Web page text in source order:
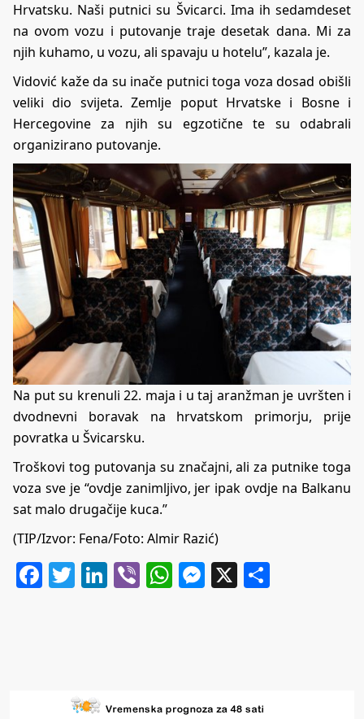
Hrvatsku. Naši putnici su Švicarci. Ima ih sedamdeset
na ovom vozu i putovanje traje desetak dana. Mi za
njih kuhamo, u vozu, ali spavaju u hotelu”, kazala je.
Vidović kaže da su inače putnici toga voza dosad obišli
veliki dio svijeta. Zemlje poput Hrvatske i Bosne i
Hercegovine za njih su egzotične te su odabrali
organizirano putovanje.
Na put su krenuli 22. maja i u taj aranžman je uvršten i
dvodnevni boravak na hrvatskom primorju, prije
povratka u Švicarsku.
Troškovi tog putovanja su značajni, ali za putnike toga
voza sve je “ovdje zanimljivo, jer ipak ovdje na Balkanu
sat malo drugačije kuca.”
(TIP/Izvor: Fena/Foto: Almir Razić)
Facebook
Twitter
LinkedIn
ViberWhatsApp
Messenger
X